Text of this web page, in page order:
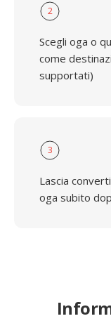
2
Scegli oga o
come
supportati)
3
Lascia
oga subito